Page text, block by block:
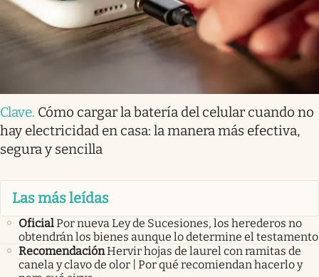
Clave. Cómo cargar la batería del celular cuando no
hay electricidad en casa: la manera más efectiva,
segura y sencilla
Las más leídas
OficialPor nueva Ley de Sucesiones, los herederos no
obtendrán los bienes aunque lo determine el testamento
RecomendaciónHervir hojas de laurel con ramitas de
canela y clavo de olor | Por qué recomiendan hacerlo y